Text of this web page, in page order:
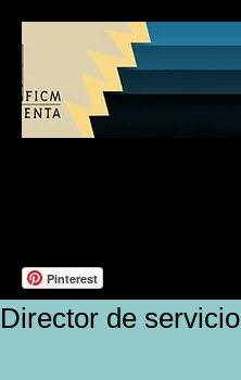
Pinterest
Director de servicio